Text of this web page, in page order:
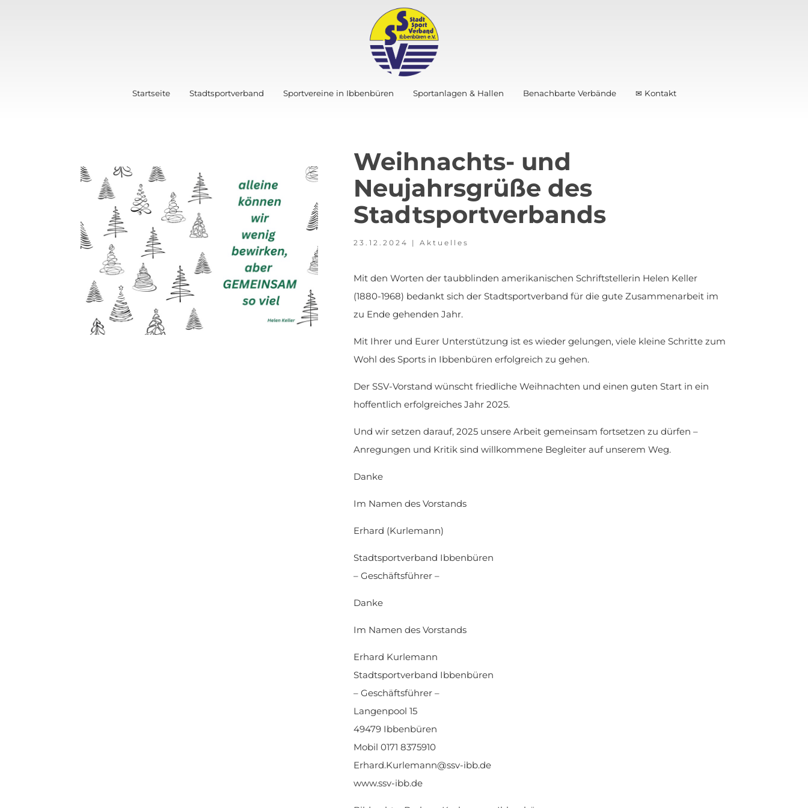
Startseite Stadtsportverband Sportvereine in Ibbenbüren Sportanlagen & Hallen Benachbarte Verbände ✉ Kontakt
Weihnachts- und
Neujahrsgrüße des
Stadtsportverbands
23.12.2024 |Aktuelles
Mit den Worten der taubblinden amerikanischen Schriftstellerin Helen Keller
(1880-1968) bedankt sich der Stadtsportverband für die gute Zusammenarbeit im
zu Ende gehenden Jahr.
Mit Ihrer und Eurer Unterstützung ist es wieder gelungen, viele kleine Schritte zum
Wohl des Sports in Ibbenbüren erfolgreich zu gehen.
Der SSV-Vorstand wünscht friedliche Weihnachten und einen guten Start in ein
hoffentlich erfolgreiches Jahr 2025.
Und wir setzen darauf, 2025 unsere Arbeit gemeinsam fortsetzen zu dürfen –
Anregungen und Kritik sind willkommene Begleiter auf unserem Weg.
Danke
Im Namen des Vorstands
Erhard (Kurlemann)
Stadtsportverband Ibbenbüren
– Geschäftsführer –
Danke
Im Namen des Vorstands
Erhard Kurlemann
Stadtsportverband Ibbenbüren
– Geschäftsführer –
Langenpool 15
49479 Ibbenbüren
Mobil 0171 8375910
Erhard.Kurlemann@ssv-ibb.de
www.ssv-ibb.de